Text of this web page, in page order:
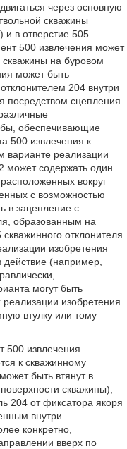
через основную
скважины
в отверстие 505
500 извлечения может
скважины на буровом
может быть
204 внутри
посредством сцепления
обеспечивающие
500 извлечения к
варианте реализации
может содержать один
вокруг
с возможностью
в зацепление с
образованным на
отклонителя.
изобретения
(например,
могут быть
изобретения
втулку или тому
500 извлечения
к скважинному
быть втянут в
скважины),
204 от фиксатора якоря
внутри
конкретно,
вверх по